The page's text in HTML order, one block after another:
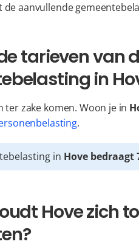
de aanvullende
tarieven van
in
ter zake komen. Woon je in
.
in Hove bedraagt
Hove zich